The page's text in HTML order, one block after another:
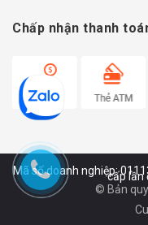
Chấp nhận thanh
Mã số doanh nghiệp:cấp lần
© Bản